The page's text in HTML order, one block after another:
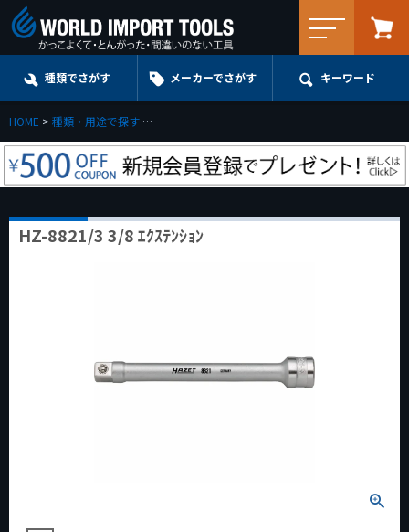
種類でさがす メーカーでさがす キーワード
HOME 種類・用途で探す
HZ-8821/3 3/8 ｴｸｽﾃﾝｼｮﾝ